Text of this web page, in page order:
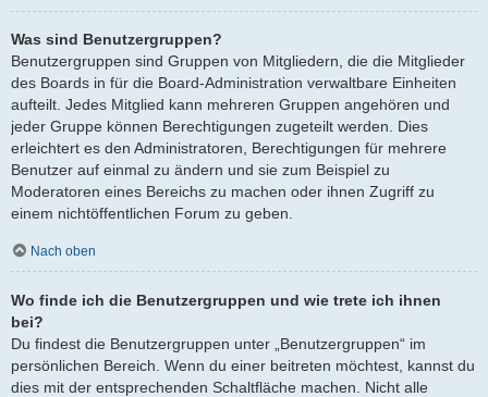
Was sind Benutzergruppen?
Benutzergruppen sind Gruppen von Mitgliedern, die die Mitglieder
des Boards in für die Board-Administration verwaltbare Einheiten
aufteilt. Jedes Mitglied kann mehreren Gruppen angehören und
jeder Gruppe können Berechtigungen zugeteilt werden. Dies
erleichtert es den Administratoren, Berechtigungen für mehrere
Benutzer auf einmal zu ändern und sie zum Beispiel zu
Moderatoren eines Bereichs zu machen oder ihnen Zugriff zu
einem nichtöffentlichen Forum zu geben.
Nach oben
Wo finde ich die Benutzergruppen und wie trete ich ihnen
bei?
Du findest die Benutzergruppen unter „Benutzergruppen“ im
persönlichen Bereich. Wenn du einer beitreten möchtest, kannst du
dies mit der entsprechenden Schaltfläche machen. Nicht alle